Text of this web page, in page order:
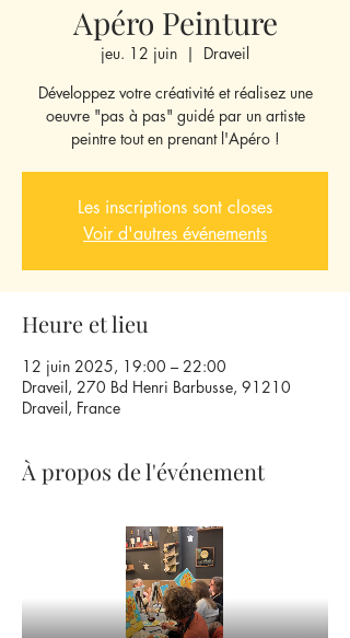
Apéro Peinture
jeu. 12 juin
  |
Draveil
Développez votre créativité et réalisez une
oeuvre "pas à pas" guidé par un artiste
peintre tout en prenant l'Apéro !
Les inscriptions sont closes
Voir d'autres événements
Heure et lieu
12 juin 2025, 19:00 – 22:00
Draveil, 270 Bd Henri Barbusse, 91210
Draveil, France
À propos de l'événement